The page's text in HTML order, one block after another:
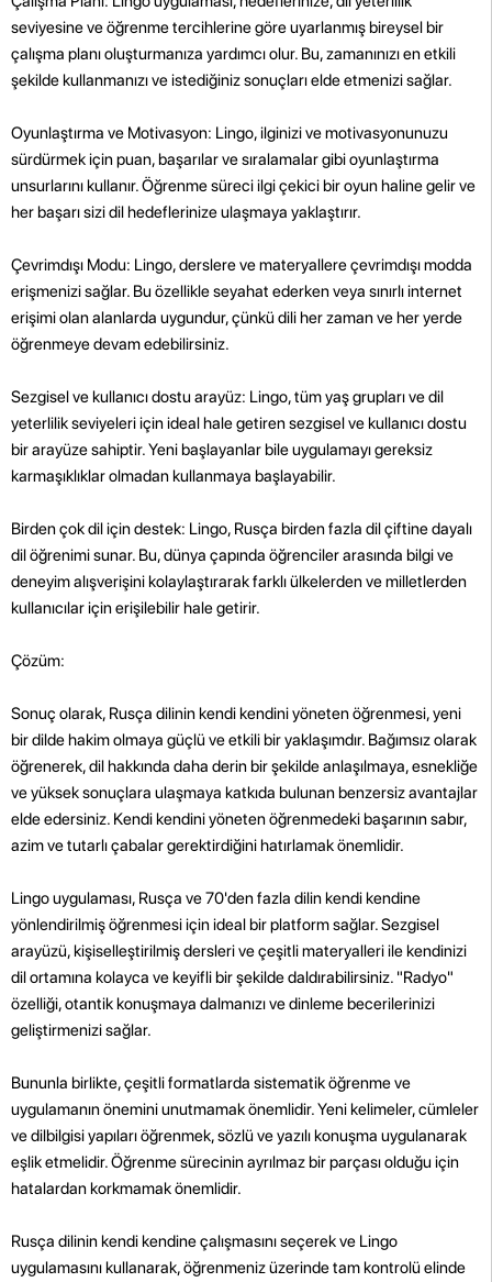
seviyesine ve öğrenme tercihlerine göre uyarlanmış bireysel bir
çalışma planı oluşturmanıza yardımcı olur. Bu, zamanınızı en etkili
şekilde kullanmanızı ve istediğiniz sonuçları elde etmenizi sağlar.
Oyunlaştırma ve Motivasyon: Lingo, ilginizi ve motivasyonunuzu
sürdürmek için puan, başarılar ve sıralamalar gibi oyunlaştırma
unsurlarını kullanır. Öğrenme süreci ilgi çekici bir oyun haline gelir ve
her başarı sizi dil hedeflerinize ulaşmaya yaklaştırır.
Çevrimdışı Modu: Lingo, derslere ve materyallere çevrimdışı modda
erişmenizi sağlar. Bu özellikle seyahat ederken veya sınırlı internet
erişimi olan alanlarda uygundur, çünkü dili her zaman ve her yerde
öğrenmeye devam edebilirsiniz.
Sezgisel ve kullanıcı dostu arayüz: Lingo, tüm yaş grupları ve dil
yeterlilik seviyeleri için ideal hale getiren sezgisel ve kullanıcı dostu
bir arayüze sahiptir. Yeni başlayanlar bile uygulamayı gereksiz
karmaşıklıklar olmadan kullanmaya başlayabilir.
Birden çok dil için destek: Lingo, Rusça birden fazla dil çiftine dayalı
dil öğrenimi sunar. Bu, dünya çapında öğrenciler arasında bilgi ve
deneyim alışverişini kolaylaştırarak farklı ülkelerden ve milletlerden
kullanıcılar için erişilebilir hale getirir.
Çözüm:
Sonuç olarak, Rusça dilinin kendi kendini yöneten öğrenmesi, yeni
bir dilde hakim olmaya güçlü ve etkili bir yaklaşımdır. Bağımsız olarak
öğrenerek, dil hakkında daha derin bir şekilde anlaşılmaya, esnekliğe
ve yüksek sonuçlara ulaşmaya katkıda bulunan benzersiz avantajlar
elde edersiniz. Kendi kendini yöneten öğrenmedeki başarının sabır,
azim ve tutarlı çabalar gerektirdiğini hatırlamak önemlidir.
Lingo uygulaması, Rusça ve 70'den fazla dilin kendi kendine
yönlendirilmiş öğrenmesi için ideal bir platform sağlar. Sezgisel
arayüzü, kişiselleştirilmiş dersleri ve çeşitli materyalleri ile kendinizi
dil ortamına kolayca ve keyifli bir şekilde daldırabilirsiniz. "Radyo"
özelliği, otantik konuşmaya dalmanızı ve dinleme becerilerinizi
geliştirmenizi sağlar.
Bununla birlikte, çeşitli formatlarda sistematik öğrenme ve
uygulamanın önemini unutmamak önemlidir. Yeni kelimeler, cümleler
ve dilbilgisi yapıları öğrenmek, sözlü ve yazılı konuşma uygulanarak
eşlik etmelidir. Öğrenme sürecinin ayrılmaz bir parçası olduğu için
hatalardan korkmamak önemlidir.
Rusça dilinin kendi kendine çalışmasını seçerek ve Lingo
uygulamasını kullanarak, öğrenmeniz üzerinde tam kontrolü elinde